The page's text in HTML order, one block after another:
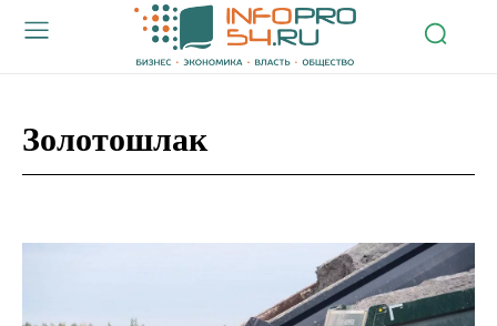
Золотошлак